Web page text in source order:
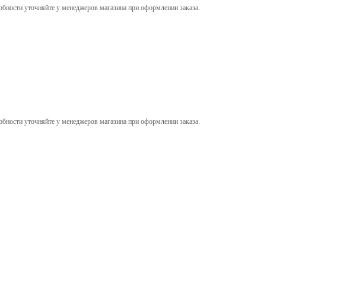
уточняйте у менеджеров магазина при оформлении заказа.
уточняйте у менеджеров магазина при оформлении заказа.